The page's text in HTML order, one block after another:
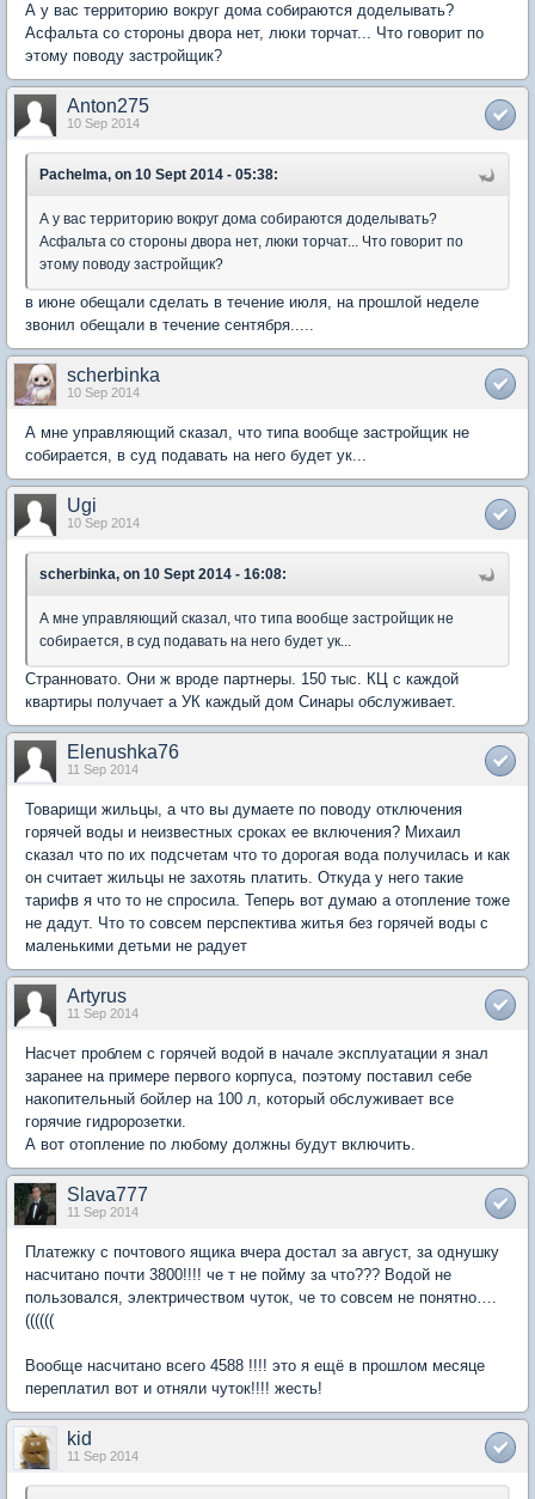
А у вас территорию вокруг дома собираются доделывать?
Асфальта со стороны двора нет, люки торчат... Что говорит по
этому поводу застройщик?
Anton275
10 Sep 2014
Pachelma, on 10 Sept 2014 - 05:38:
А у вас территорию вокруг дома собираются доделывать?
Асфальта со стороны двора нет, люки торчат... Что говорит по
этому поводу застройщик?
в июне обещали сделать в течение июля, на прошлой неделе
звонил обещали в течение сентября.....
scherbinka
10 Sep 2014
А мне управляющий сказал, что типа вообще застройщик не
собирается, в суд подавать на него будет ук...
Ugi
10 Sep 2014
scherbinka, on 10 Sept 2014 - 16:08:
А мне управляющий сказал, что типа вообще застройщик не
собирается, в суд подавать на него будет ук...
Странновато. Они ж вроде партнеры. 150 тыс. КЦ с каждой
квартиры получает а УК каждый дом Синары обслуживает.
Elenushka76
11 Sep 2014
Товарищи жильцы, а что вы думаете по поводу отключения
горячей воды и неизвестных сроках ее включения? Михаил
сказал что по их подсчетам что то дорогая вода получилась и как
он считает жильцы не захотяь платить. Откуда у него такие
тарифв я что то не спросила. Теперь вот думаю а отопление тоже
не дадут. Что то совсем перспектива житья без горячей воды с
маленькими детьми не радует
Artyrus
11 Sep 2014
Насчет проблем с горячей водой в начале эксплуатации я знал
заранее на примере первого корпуса, поэтому поставил себе
накопительный бойлер на 100 л, который обслуживает все
горячие гидророзетки.
А вот отопление по любому должны будут включить.
Slava777
11 Sep 2014
Платежку с почтового ящика вчера достал за август, за однушку
насчитано почти 3800!!!! че т не пойму за что??? Водой не
пользовался, электричеством чуток, че то совсем не понятно….
((((((
Вообще насчитано всего 4588 !!!! это я ещё в прошлом месяце
переплатил вот и отняли чуток!!!! жесть!
kid
11 Sep 2014